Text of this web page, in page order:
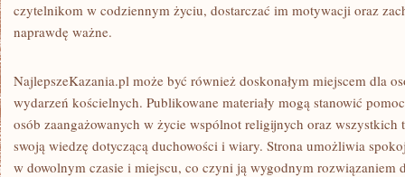
czytelnikom w codziennym życiu, dostarczać im motywacji oraz
naprawdę ważne.
NajlepszeKazania.pl może być również doskonałym miejscem dla
wydarzeń kościelnych. Publikowane materiały mogą stanowić
osób zaangażowanych w życie wspólnot religijnych oraz wszystkich
swoją wiedzę dotyczącą duchowości i wiary. Strona umożliwia
w dowolnym czasie i miejscu, co czyni ją wygodnym rozwiązaniem